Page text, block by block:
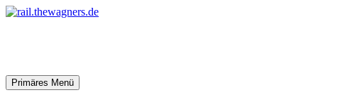
Zum
Suchen
Primäres Menü